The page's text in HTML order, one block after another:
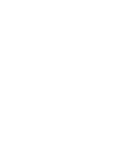
El filial verdiblanco,
principio y merodeó
hasta que apareció
Un jugador de
en dinámica del
Europa League,
conjunto de Dani
sevillano marcó el